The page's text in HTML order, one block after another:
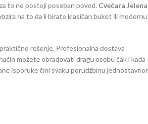
to ne postoji poseban povod. Cvećara Jelena
na to da li birate klasičan buket ili modernu
rešenje. Profesionalna dostava
možete obradovati dragu osobu čak i kada
isporuke čini svaku porudžbinu